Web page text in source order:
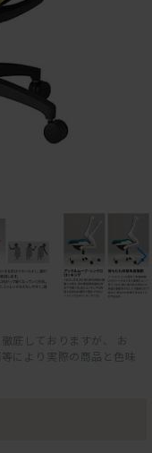
底しておりますが、 お
により実際の商品と色味